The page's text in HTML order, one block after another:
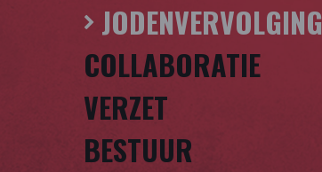
JODENVERVOLGING
COLLABORATIE
VERZET
BESTUUR